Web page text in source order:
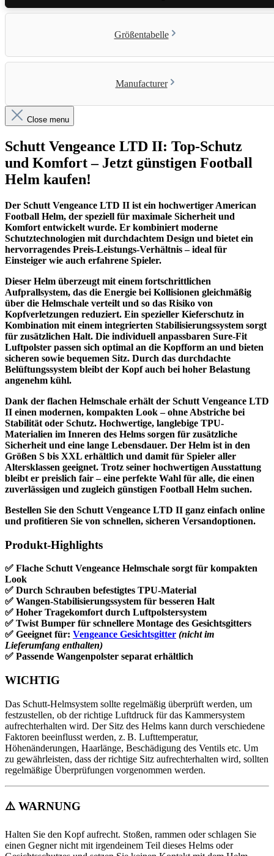
Größentabelle
Manufacturer
Close menu
Schutt Vengeance LTD II: Top-Schutz
und Komfort – Jetzt günstigen Football
Helm kaufen!
Der Schutt Vengeance LTD II ist ein hochwertiger American
Football Helm, der speziell für maximale Sicherheit und
Komfort entwickelt wurde. Er kombiniert moderne
Schutztechnologien mit durchdachtem Design und bietet ein
hervorragendes Preis-Leistungs-Verhältnis – ideal für
Einsteiger wie auch erfahrene Spieler.
Dieser Helm überzeugt mit einem fortschrittlichen
Aufprallsystem, das die Energie bei Kollisionen gleichmäßig
über die Helmschale verteilt und so das Risiko von
Kopfverletzungen reduziert. Ein spezieller Kieferschutz in
Kombination mit einem integrierten Stabilisierungssystem sorgt
für zusätzlichen Halt. Die individuell anpassbaren Sure-Fit
Luftpolster passen sich optimal an die Kopfform an und bieten
sicheren sowie bequemen Sitz. Durch das durchdachte
Belüftungssystem bleibt der Kopf auch bei hoher Belastung
angenehm kühl.
Dank der flachen Helmschale erhält der Schutt Vengeance LTD
II einen modernen, kompakten Look – ohne Abstriche bei
Stabilität oder Schutz. Hochwertige, langlebige TPU-
Materialien im Inneren des Helms sorgen für zusätzliche
Sicherheit und eine lange Lebensdauer. Der Helm ist in den
Größen S bis XXL erhältlich und damit für Spieler aller
Altersklassen geeignet. Trotz seiner hochwertigen Ausstattung
bleibt er preislich fair – eine perfekte Wahl für alle, die einen
zuverlässigen und zugleich günstigen Football Helm suchen.
Bestellen Sie den Schutt Vengeance LTD II ganz einfach online
und profitieren Sie von schnellen, sicheren Versandoptionen.
Produkt-Highlights
✅ Flache Schutt Vengeance Helmschale sorgt für kompakten
Look
✅ Durch Schrauben befestigtes TPU-Material
✅ Wangen-Stabilisierungssystem für besseren Halt
✅ Hoher Tragekomfort durch Luftpolstersystem
✅ Twist Bumper für schnellere Montage des Gesichtsgitters
✅ Geeignet für: Vengeance Gesichtsgitter (nicht im
Lieferumfang enthalten)
✅ Passende Wangenpolster separat erhältlich
WICHTIG
Das Schutt-Helmsystem sollte regelmäßig überprüft werden, um
festzustellen, ob der richtige Luftdruck für das Kammersystem
aufrechterhalten wird. Der Sitz des Helms kann durch verschiedene
Faktoren beeinflusst werden, z. B. Lufttemperatur,
Höhenänderungen, Haarlänge, Beschädigung des Ventils etc. Um
zu gewährleisten, dass der richtige Sitz aufrechterhalten wird, sollten
regelmäßige Überprüfungen vorgenommen werden.
⚠️ WARNUNG
Halten Sie den Kopf aufrecht. Stoßen, rammen oder schlagen Sie
einen Gegner nicht mit irgendeinem Teil dieses Helms oder